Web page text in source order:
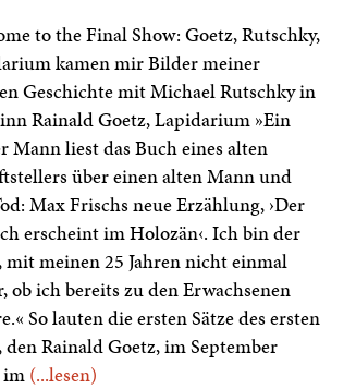
to the Final Show: Goetz, Rutschky,
kamen mir Bilder meiner
Geschichte mit Michael Rutschky in
Rainald Goetz, Lapidarium »Ein
Mann liest das Buch eines alten
über einen alten Mann und
Max Frischs neue Erzählung, ›Der
erscheint im Holozän‹. Ich bin der
mit meinen 25 Jahren nicht einmal
ob ich bereits zu den Erwachsenen
So lauten die ersten Sätze des ersten
den Rainald Goetz, im September
im (...lesen)